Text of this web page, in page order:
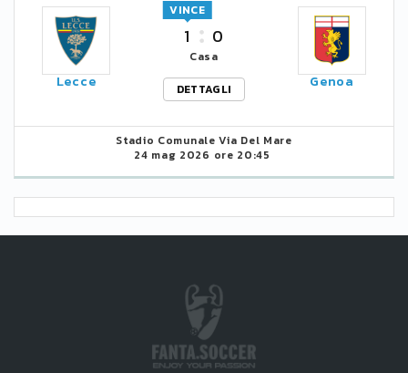
Lecce
1
VINCE
0
Casa
DETTAGLI
Genoa
Stadio Comunale Via Del Mare
24 mag 2026 ore 20:45